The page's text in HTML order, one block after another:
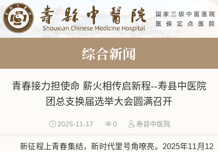
综合新闻
青春接力担使命 薪火相传启新程--寿县中医院
团总支换届选举大会圆满召开
2025-11-17 0 寿县中医院
新征程上青春集结，新时代里号角嘹亮。2025年11月12